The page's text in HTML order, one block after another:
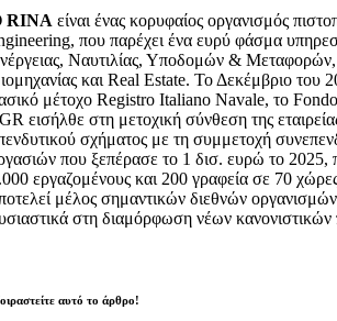
RINA είναι ένας κορυφαίος οργανισμός
που παρέχει ένα ευρύ φάσμα
Ναυτιλίας, Υποδομών & Μεταφορών,
και Real Estate. Το Δεκέμβριο του
μέτοχο Registro Italiano Navale, το
εισήλθε στη μετοχική σύνθεση της
σχήματος με τη συμμετοχή
που ξεπέρασε το 1 δισ. ευρώ το 2025,
εργαζομένους και 200 γραφεία σε 70
μέλος σημαντικών διεθνών
στη διαμόρφωση νέων
αυτό το άρθρο!